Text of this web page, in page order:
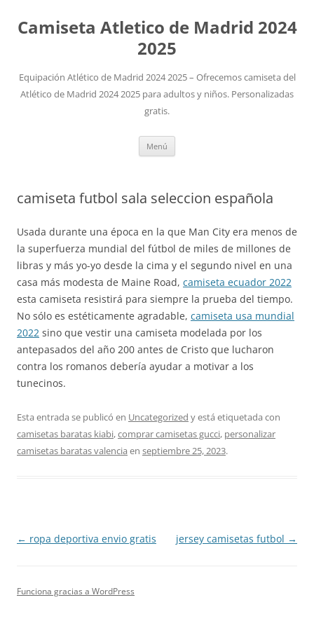
Camiseta Atletico de Madrid 2024
2025
Equipación Atlético de Madrid 2024 2025 – Ofrecemos camiseta del
Atlético de Madrid 2024 2025 para adultos y niños. Personalizadas
gratis.
Menú
camiseta futbol sala seleccion española
Usada durante una época en la que Man City era menos de
la superfuerza mundial del fútbol de miles de millones de
libras y más yo-yo desde la cima y el segundo nivel en una
casa más modesta de Maine Road, camiseta ecuador 2022
esta camiseta resistirá para siempre la prueba del tiempo.
No sólo es estéticamente agradable, camiseta usa mundial
2022 sino que vestir una camiseta modelada por los
antepasados del año 200 antes de Cristo que lucharon
contra los romanos debería ayudar a motivar a los
tunecinos.
Esta entrada se publicó en Uncategorized y está etiquetada con
camisetas baratas kiabi,comprar camisetas gucci, personalizar
camisetas baratas valencia en septiembre 25, 2023.
Navegación
← ropa deportiva envio gratis jersey camisetas futbol →
Funciona gracias a WordPress